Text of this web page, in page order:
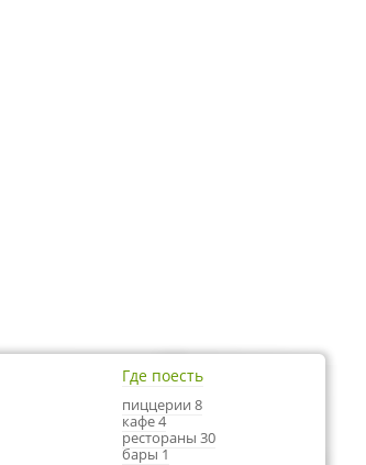
Где поесть
пиццерии 8
кафе 4
рестораны 30
бары 1